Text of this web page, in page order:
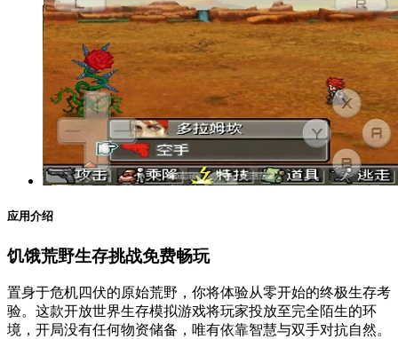
应用介绍
饥饿荒野生存挑战免费畅玩
置身于危机四伏的原始荒野，你将体验从零开始的终极生存考
验。这款开放世界生存模拟游戏将玩家投放至完全陌生的环
境，开局没有任何物资储备，唯有依靠智慧与双手对抗自然。